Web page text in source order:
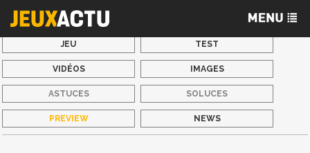
JEU TEST
VIDÉOS IMAGES
ASTUCES SOLUCES
PREVIEW NEWS